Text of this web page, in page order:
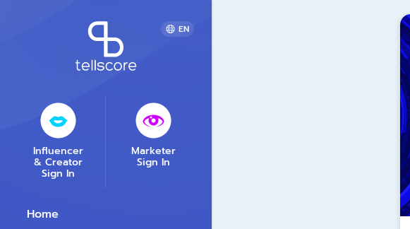
EN
Influencer
& Creator
Sign In
Marketer
Sign In
Home